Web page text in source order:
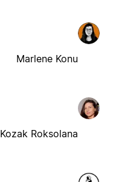
Marlene Konu
Kozak Roksolana